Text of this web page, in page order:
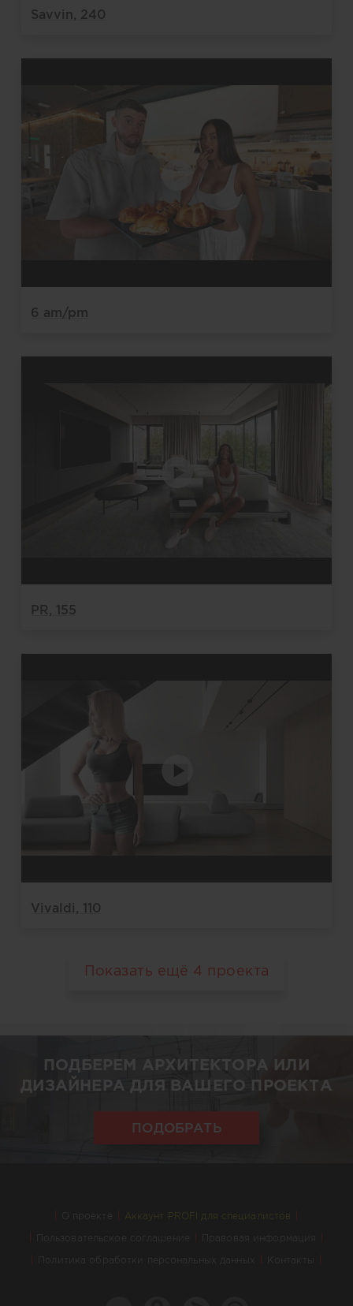
Savvin, 240
6 am/pm
PR, 155
Vivaldi, 110
Показать ещё 4 проекта
ПОДБЕРЕМ АРХИТЕКТОРА ИЛИ
ДИЗАЙНЕРА ДЛЯ ВАШЕГО ПРОЕКТА
ПОДОБРАТЬ
О проекте Аккаунт PROFI для специалистов
Пользовательское соглашение Правовая информация
Политика обработки персональных данных Контакты